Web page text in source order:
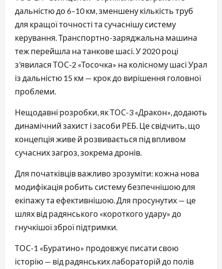
дальністю до 6–10 км, зменшену кількість труб
для кращої точності та сучаснішу систему
керування. Транспортно-заряджальна машина
теж перейшла на танкове шасі. У 2020 році
з’явилася ТОС-2 «Тосочка» на колісному шасі Урал
із дальністю 15 км — крок до вирішення головної
проблеми.
Нещодавні розробки, як ТОС-3 «Дракон», додають
динамічний захист і засоби РЕБ. Це свідчить, що
концепція живе й розвивається під впливом
сучасних загроз, зокрема дронів.
Для початківців важливо зрозуміти: кожна нова
модифікація робить систему безпечнішою для
екіпажу та ефективнішою. Для просунутих — це
шлях від радянського «короткого удару» до
гнучкішої зброї підтримки.
ТОС-1 «Буратино» продовжує писати свою
історію — від радянських лабораторій до полів